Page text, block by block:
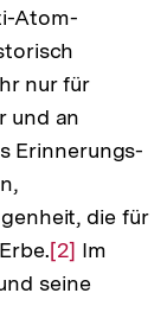
Atom-
nur für
und an
Erinnerungs-
die für
Zur
Auflösung
[2] Im
seine